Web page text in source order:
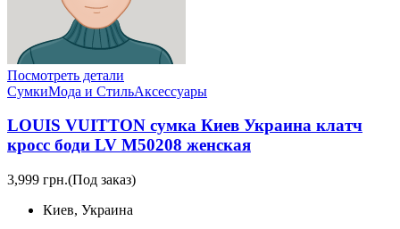
Посмотреть детали
СумкиМода и СтильАксессуары
LOUIS VUITTON сумка Киев Украина клатч
кросс боди LV M50208 женская
3,999 грн.(Под заказ)
Киев, Украина